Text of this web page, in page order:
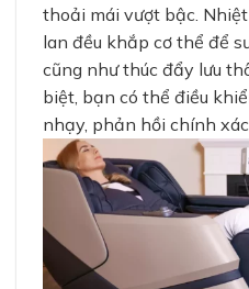
thoải mái vượt bậc.
lan đều khắp cơ thể để
cũng như thúc đẩy lưu
biệt, bạn có thể điều
nhạy, phản hồi chính